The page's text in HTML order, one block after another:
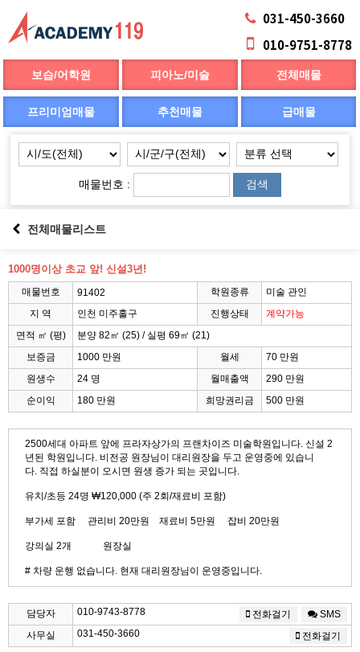
031-450-3660
010-9751-8778
보습/어학원 피아노/미술 전체매물
프리미엄매물 추천매물 급매물
매물번호 : 검색
전체매물리스트
1000명이상 초교 앞! 신설3년!
매물번호 91402 학원종류
미술 관인
지 역
인천 미주홀구 진행상태
계약가능
면적 ㎡ (평)
분양 82㎡ (25) / 실평 69㎡ (21)
보증금
1000 만원 월세
70 만원
원생수
24 명 월매출액
290 만원
순이익
180 만원 희망권리금 500 만원
2500세대 아파트 앞에 프라자상가의 프랜차이즈 미술학원입니다. 신설 2
년된 학원입니다. 비전공 원장님이 대리원장을 두고 운영중에 있습니
다. 직접 하실분이 오시면 원생 증가 되는 곳입니다.
유치/초등 24명 ₩120,000 (주 2회/재료비 포함)
부가세 포함 관리비 20만원 재료비 5만원 잡비 20만원
강의실 2개 원장실
# 차량 운행 없습니다. 현재 대리원장님이 운영중입니다.
담당자 010-9743-8778 SMS
전화걸기
사무실
031-450-3660 전화걸기